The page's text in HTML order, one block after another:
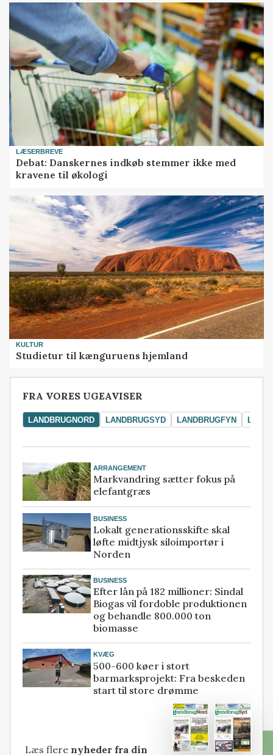
LÆSERBREVE
Debat: Danskernes indkøb stemmer ikke med
kravene til økologi
KULTUR
Studietur til kænguruens hjemland
FRA VORES UGEAVISER
LANDBRUGNORD LANDBRUGSYD LANDBRUGFYN
ARRANGEMENT
Markvandring sætter fokus på
elefantgræs
BUSINESS
Lokalt generationsskifte skal
løfte midtjysk siloimportør i
Norden
BUSINESS
Efter lån på 182 millioner: Sindal
Biogas vil fordoble produktionen
og behandle 800.000 ton
biomasse
KVÆG
500-600 køer i stort
barmarksprojekt: Fra beskeden
start til store drømme
Læs flere nyheder fra din